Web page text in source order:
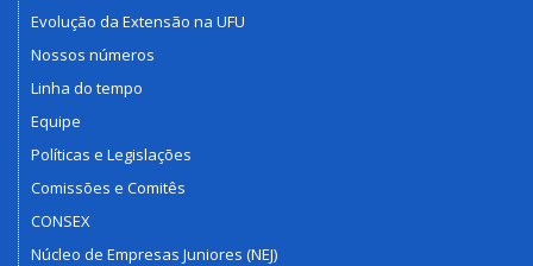
Evolução da Extensão na UFU
Nossos números
Linha do tempo
Equipe
Políticas e Legislações
Comissões e Comitês
CONSEX
Núcleo de Empresas Juniores (NEJ)